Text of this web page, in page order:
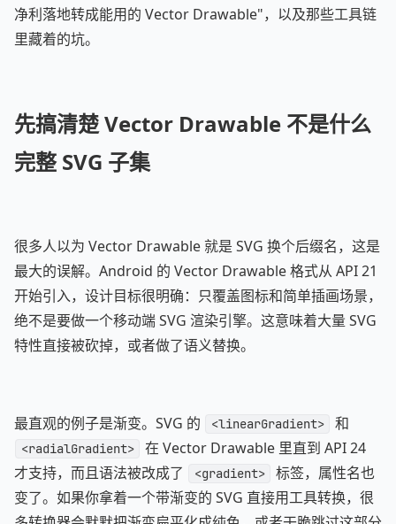
净利落地转成能用的 Vector Drawable"，以及那些工具链
里藏着的坑。
先搞清楚 Vector Drawable 不是什么
完整 SVG 子集
很多人以为 Vector Drawable 就是 SVG 换个后缀名，这是
最大的误解。Android 的 Vector Drawable 格式从 API 21
开始引入，设计目标很明确：只覆盖图标和简单插画场景，
绝不是要做一个移动端 SVG 渲染引擎。这意味着大量 SVG
特性直接被砍掉，或者做了语义替换。
最直观的例子是渐变。SVG 的 <linearGradient> 和
<radialGradient>
在 Vector Drawable 里直到 API 24
才支持，而且语法被改成了
<gradient>
标签，属性名也
变了。如果你拿着一个带渐变的 SVG 直接用工具转换，很